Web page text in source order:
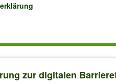
zur digitalen